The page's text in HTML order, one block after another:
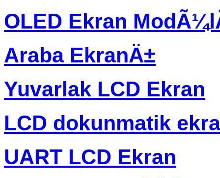
OLED Ekran
Araba EkranÄ±
Yuvarlak LCD Ekran
LCD dokunmatik
UART LCD Ekran